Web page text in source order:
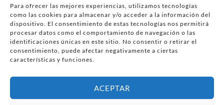
Para ofrecer las mejores experiencias, utilizamos tecnologías
como las cookies para almacenar y/o acceder a la información del
dispositivo. El consentimiento de estas tecnologías nos permitirá
procesar datos como el comportamiento de navegación o las
identificaciones únicas en este sitio. No consentir o retirar el
consentimiento, puede afectar negativamente a ciertas
características y funciones.
ACEPTAR